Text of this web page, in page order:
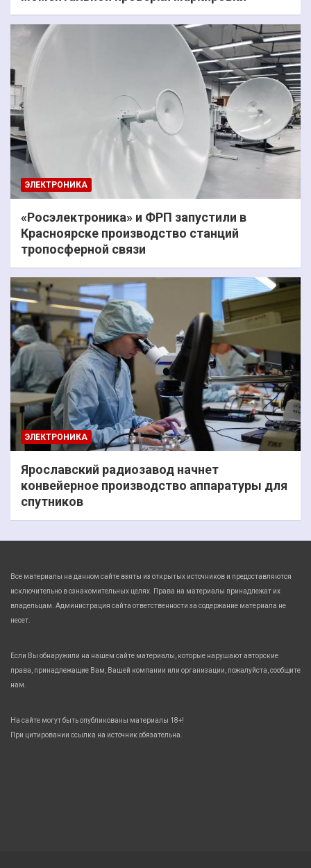
ЭЛЕКТРОНИКА
«Росэлектроника» и ФРП запустили в
Красноярске производство станций
тропосферной связи
ЭЛЕКТРОНИКА
Ярославский радиозавод начнет
конвейерное производство аппаратуры для
спутников
Все материалы на данном сайте взяты из открытых источников и предоставляются
исключительно в ознакомительных целях. Права на материалы принадлежат их
владельцам. Администрация сайта ответственности за содержание материала не
несет.
Если Вы обнаружили на нашем сайте материалы, которые нарушают авторские
права, принадлежащие Вам, Вашей компании или организации, пожалуйста, сообщите
нам.
На сайте могут быть опубликованы материалы 18+!
При цитировании ссылка на источник обязательна.